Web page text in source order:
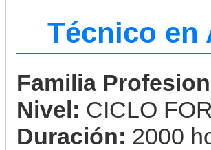
Técnico en
Familia
Nivel: CICLO
Duración: 2000